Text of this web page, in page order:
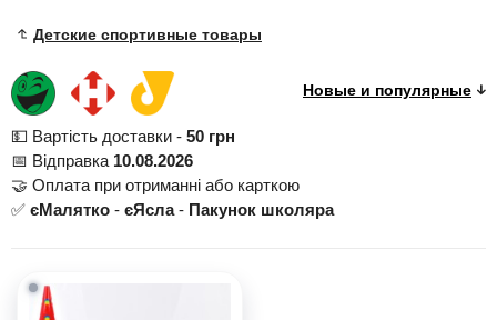
Детские спортивные товары
💵 Вартість доставки - 50 грн
📅 Відправка 10.08.2026
🤝 Оплата при отриманні або карткою
✅ єМалятко - єЯсла- Пакунок школяра